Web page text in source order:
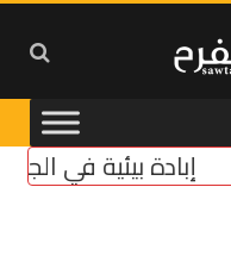
إبادة بيئية في الجنوب: